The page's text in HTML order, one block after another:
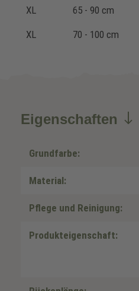
XL 65 - 90 cm
XL 70 - 100 cm
Eigenschaften
Grundfarbe:
Material:
Pflege und Reinigung:
Produkteigenschaft: